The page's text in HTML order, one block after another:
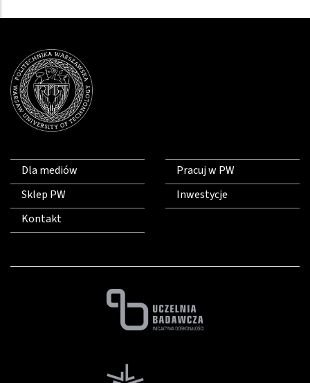
Dla mediów
Sklep PW
Kontakt
Pracuj w PW
Inwestycje